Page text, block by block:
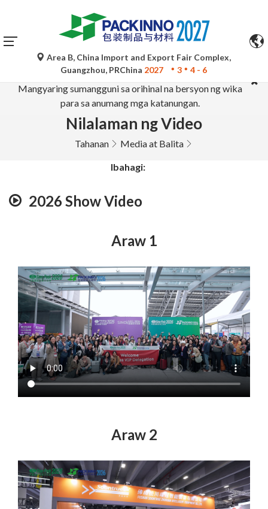
Ang mga awtomatikong pagsasalin ng Google Translate ay
para lamang sa sanggunian at maaaring hindi tumpak.
Mangyaring sumangguni sa orihinal na bersyon ng wika
para sa anumang mga katanungan.
Area B, China Import and Export Fair Complex,
Guangzhou, PRChina 2027 3 4 - 6
Nilalaman ng Video
Tahanan Media at Balita
Ibahagi:
2026 Show Video
Araw 1
Araw 2